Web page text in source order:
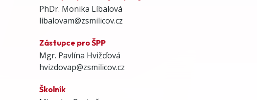
PhDr. Monika Líbalová
libalovam@zsmilicov.cz
Zástupce pro ŠPP
Mgr. Pavlína Hvižďová
hvizdovap@zsmilicov.cz
Školník